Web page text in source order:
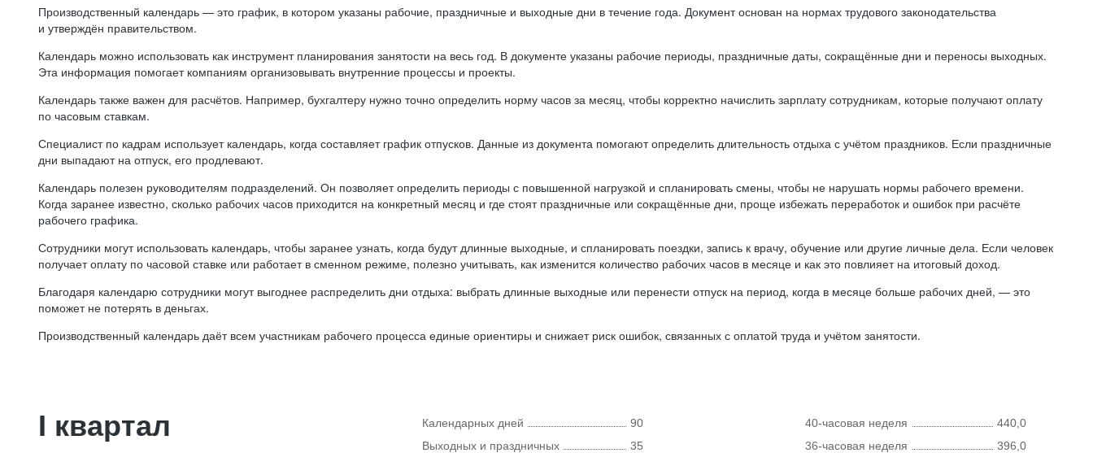
Производственный календарь — это график, в котором указаны рабочие, праздничные и выходные дни в течение года. Документ основан на нормах трудового законодательства
и утверждён правительством.
Календарь можно использовать как инструмент планирования занятости на весь год. В документе указаны рабочие периоды, праздничные даты, сокращённые дни и переносы выходных.
Эта информация помогает компаниям организовывать внутренние процессы и проекты.
Календарь также важен для расчётов. Например, бухгалтеру нужно точно определить норму часов за месяц, чтобы корректно начислить зарплату сотрудникам, которые получают оплату
по часовым ставкам.
Специалист по кадрам использует календарь, когда составляет график отпусков. Данные из документа помогают определить длительность отдыха с учётом праздников. Если праздничные
дни выпадают на отпуск, его продлевают.
Календарь полезен руководителям подразделений. Он позволяет определить периоды с повышенной нагрузкой и спланировать смены, чтобы не нарушать нормы рабочего времени.
Когда заранее известно, сколько рабочих часов приходится на конкретный месяц и где стоят праздничные или сокращённые дни, проще избежать переработок и ошибок при расчёте
рабочего графика.
Сотрудники могут использовать календарь, чтобы заранее узнать, когда будут длинные выходные, и спланировать поездки, запись к врачу, обучение или другие личные дела. Если человек
получает оплату по часовой ставке или работает в сменном режиме, полезно учитывать, как изменится количество рабочих часов в месяце и как это повлияет на итоговый доход.
Благодаря календарю сотрудники могут выгоднее распределить дни отдыха: выбрать длинные выходные или перенести отпуск на период, когда в месяце больше рабочих дней, — это
поможет не потерять в деньгах.
Производственный календарь даёт всем участникам рабочего процесса единые ориентиры и снижает риск ошибок, связанных с оплатой труда и учётом занятости.
I квартал Календарных дней
90
Выходных и праздничных
35
40-часовая неделя
440,0
36-часовая неделя
396,0